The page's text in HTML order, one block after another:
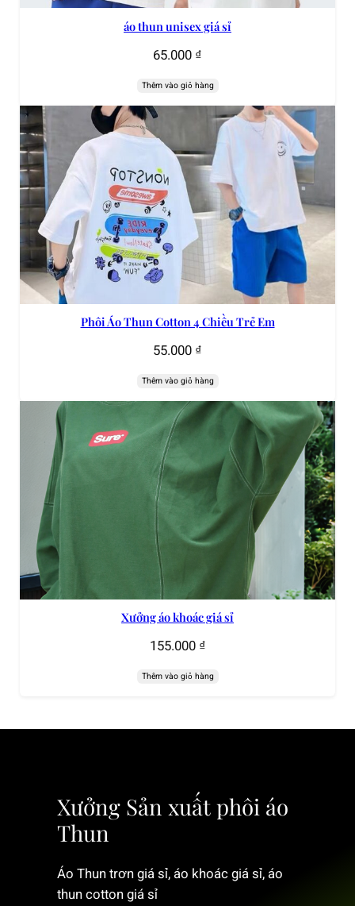
áo thun unisex giá sỉ
65.000 ₫
Thêm vào giỏ hàng
Phôi Áo Thun Cotton 4 Chiều Trẻ Em
55.000 ₫
Thêm vào giỏ hàng
Xưởng áo khoác giá sỉ
155.000 ₫
Thêm vào giỏ hàng
Xưởng Sản xuất phôi áo
Thun
Áo Thun trơn giá sỉ, áo khoác giá sỉ, áo
thun cotton giá sỉ